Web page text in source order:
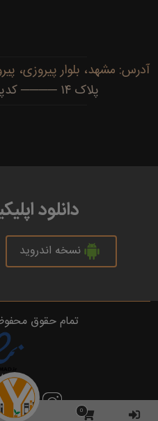
0
پلاک ۱۴ ──── کدپستی: ۹۱۷۷۷۳۴۴۸۶
دانلود
نسخه اندروید
تمام حقوق محفوظ